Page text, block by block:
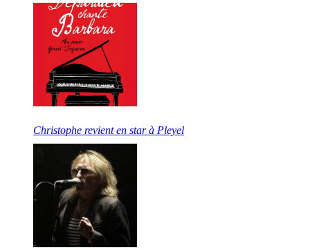
Christophe revient en star à Pleyel